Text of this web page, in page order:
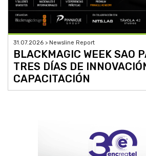
31.07.2026 > Newsline Report
BLACKMAGIC WEEK SAO
TRES DÍAS DE
CAPACITACIÓN